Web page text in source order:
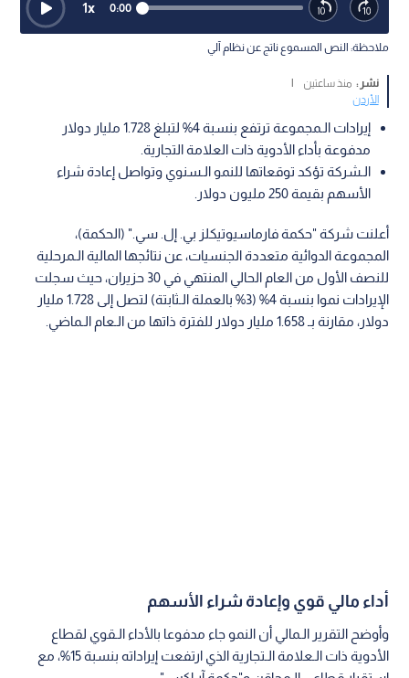
0:00
1x
ملاحظة: النص المسموع ناتج عن نظام آلي
نشر : منذ ساعتين
|
الأردن
إيرادات الـمجموعة ترتفع بنسبة 4% لتبلغ 1.728 مليار دولار
مدفوعة بأداء الأدوية ذات العلامة التجارية.
الـشركة تؤكد توقعاتها للنمو الـسنوي وتواصل إعادة شراء
الأسهم بقيمة 250 مليون دولار.
أعلنت شركة "حكمة فارماسيوتيكلز بي. إل. سي." (الحكمة)،
المجموعة الدوائية متعددة الجنسيات، عن نتائجها المالية الـمرحلية
للنصف الأول من العام الحالي المنتهي في 30 حزيران، حيث سجلت
الإيرادات نموا بنسبة 4% (3% بالعملة الـثابتة) لتصل إلى 1.728 مليار
دولار، مقارنة بـ 1.658 مليار دولار للفترة ذاتها من الـعام الـماضي.
أداء مالي قوي وإعادة شراء الأسهم
وأوضح التقرير الـمالي أن النمو جاء مدفوعا بالأداء الـقوي لقطاع
الأدوية ذات الـعلامة الـتجارية الذي ارتفعت إيراداته بنسبة 15%، مع